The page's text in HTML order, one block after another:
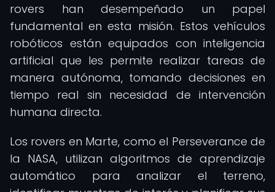
rovers han desempeñado un papel
fundamental en esta misión. Estos vehículos
robóticos están equipados con inteligencia
artificial que les permite realizar tareas de
manera autónoma, tomando decisiones en
tiempo real sin necesidad de intervención
humana directa.
Los rovers en Marte, como el Perseverance de
la NASA, utilizan algoritmos de aprendizaje
automático para analizar el terreno,